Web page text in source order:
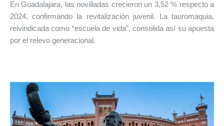
En Guadalajara, las novilladas crecieron un 3,52 % respecto a
2024, confirmando la revitalización juvenil. La tauromaquia,
reivindicada como “escuela de vida”, consolida así su apuesta
por el relevo generacional.